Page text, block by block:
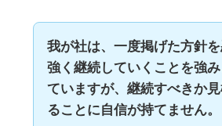
我が社は、一度掲げた方針
強く継続していくことを強み
ていますが、継続すべきか
ることに自信が持てません。